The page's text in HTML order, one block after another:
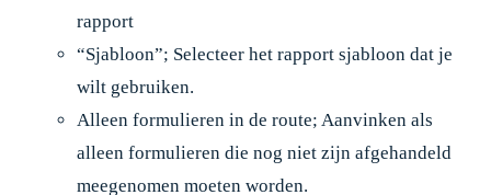
rapport
“Sjabloon”; Selecteer het rapport sjabloon dat je
wilt gebruiken.
Alleen formulieren in de route; Aanvinken als
alleen formulieren die nog niet zijn afgehandeld
meegenomen moeten worden.